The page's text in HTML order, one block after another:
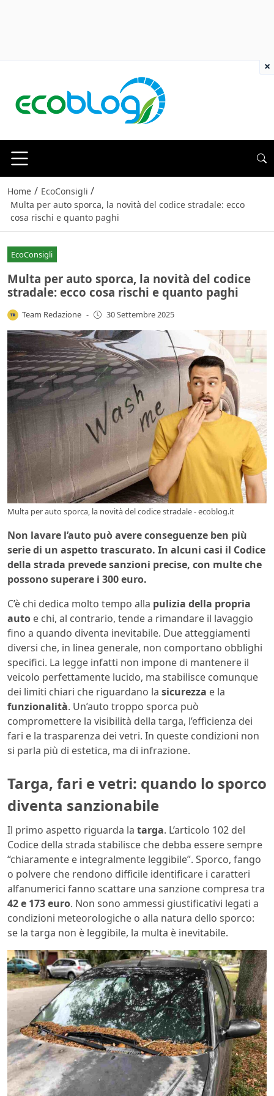
Home / EcoConsigli /
Multa per auto sporca, la novità del codice stradale: ecco
cosa rischi e quanto paghi
EcoConsigli
Multa per auto sporca, la novità del codice
stradale: ecco cosa rischi e quanto paghi
Team Redazione - 30 Settembre 2025
Multa per auto sporca, la novità del codice stradale - ecoblog.it
Non lavare l’auto può avere conseguenze ben più
serie di un aspetto trascurato. In alcuni casi il Codice
della strada prevede sanzioni precise, con multe che
possono superare i 300 euro.
C’è chi dedica molto tempo alla pulizia della propria
auto e chi, al contrario, tende a rimandare il lavaggio
fino a quando diventa inevitabile. Due atteggiamenti
diversi che, in linea generale, non comportano obblighi
specifici. La legge infatti non impone di mantenere il
veicolo perfettamente lucido, ma stabilisce comunque
dei limiti chiari che riguardano la sicurezza e la
funzionalità. Un’auto troppo sporca può
compromettere la visibilità della targa, l’efficienza dei
fari e la trasparenza dei vetri. In queste condizioni non
si parla più di estetica, ma di infrazione.
Targa, fari e vetri: quando lo sporco
diventa sanzionabile
Il primo aspetto riguarda la targa. L’articolo 102 del
Codice della strada stabilisce che debba essere sempre
“chiaramente e integralmente leggibile”. Sporco, fango
o polvere che rendono difficile identificare i caratteri
alfanumerici fanno scattare una sanzione compresa tra
42 e 173 euro. Non sono ammessi giustificativi legati a
condizioni meteorologiche o alla natura dello sporco:
se la targa non è leggibile, la multa è inevitabile.
×